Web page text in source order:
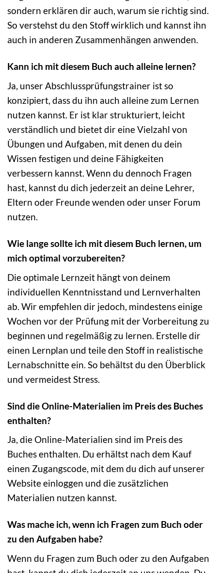
sondern erklären dir auch, warum sie richtig sind.
So verstehst du den Stoff wirklich und kannst ihn
auch in anderen Zusammenhängen anwenden.
Kann ich mit diesem Buch auch alleine lernen?
Ja, unser Abschlussprüfungstrainer ist so
konzipiert, dass du ihn auch alleine zum Lernen
nutzen kannst. Er ist klar strukturiert, leicht
verständlich und bietet dir eine Vielzahl von
Übungen und Aufgaben, mit denen du dein
Wissen festigen und deine Fähigkeiten
verbessern kannst. Wenn du dennoch Fragen
hast, kannst du dich jederzeit an deine Lehrer,
Eltern oder Freunde wenden oder unser Forum
nutzen.
Wie lange sollte ich mit diesem Buch lernen, um
mich optimal vorzubereiten?
Die optimale Lernzeit hängt von deinem
individuellen Kenntnisstand und Lernverhalten
ab. Wir empfehlen dir jedoch, mindestens einige
Wochen vor der Prüfung mit der Vorbereitung zu
beginnen und regelmäßig zu lernen. Erstelle dir
einen Lernplan und teile den Stoff in realistische
Lernabschnitte ein. So behältst du den Überblick
und vermeidest Stress.
Sind die Online-Materialien im Preis des Buches
enthalten?
Ja, die Online-Materialien sind im Preis des
Buches enthalten. Du erhältst nach dem Kauf
einen Zugangscode, mit dem du dich auf unserer
Website einloggen und die zusätzlichen
Materialien nutzen kannst.
Was mache ich, wenn ich Fragen zum Buch oder
zu den Aufgaben habe?
Wenn du Fragen zum Buch oder zu den Aufgaben